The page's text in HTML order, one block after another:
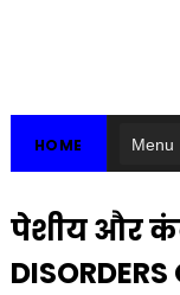
HOME
पेशीय और